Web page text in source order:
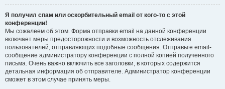
Я получил спам или оскорбительный email от кого-то с этой
конференции!
Мы сожалеем об этом. Форма отправки email на данной конференции
включает меры предосторожности и возможность отслеживания
пользователей, отправляющих подобные сообщения. Отправьте email-
сообщение администратору конференции с полной копией полученного
письма. Очень важно включить все заголовки, в которых содержится
детальная информация об отправителе. Администратор конференции
сможет в этом случае принять меры.